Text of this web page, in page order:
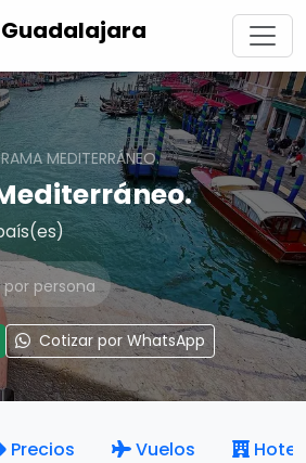
MEDITERRÁNEO.
por persona
Cotizar por WhatsApp
Precios Vuelos